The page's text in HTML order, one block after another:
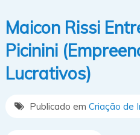
Maicon Rissi
Picinini
Lucrativos)
Publicado em Criação de